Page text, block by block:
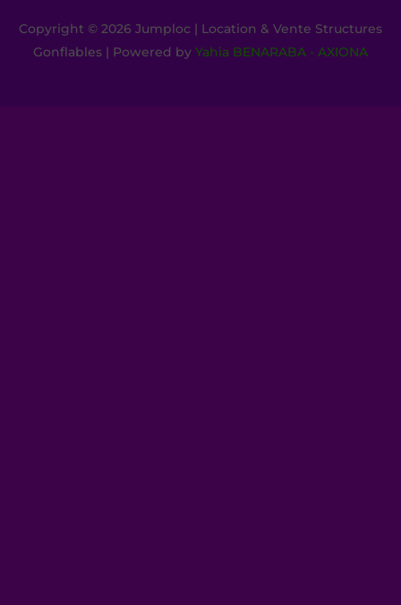
Copyright © 2026 Jumploc | Location & Vente Structures
Gonflables | Powered by Yahia BENARABA - AXIONA